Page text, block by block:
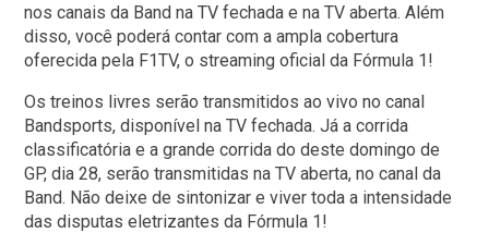
nos canais da Band na TV fechada e na TV aberta. Além
disso, você poderá contar com a ampla cobertura
oferecida pela F1TV, o streaming oficial da Fórmula 1!
Os treinos livres serão transmitidos ao vivo no canal
Bandsports, disponível na TV fechada. Já a corrida
classificatória e a grande corrida do deste domingo de
GP, dia 28, serão transmitidas na TV aberta, no canal da
Band. Não deixe de sintonizar e viver toda a intensidade
das disputas eletrizantes da Fórmula 1!